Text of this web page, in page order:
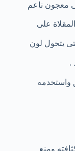
معجون ناعم
على
يتحول لون
.
واستخدمه
ومنع